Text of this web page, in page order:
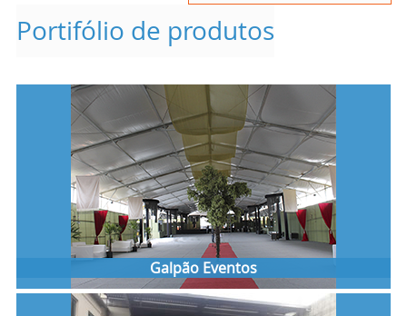
Portifólio de produtos
Galpão Eventos